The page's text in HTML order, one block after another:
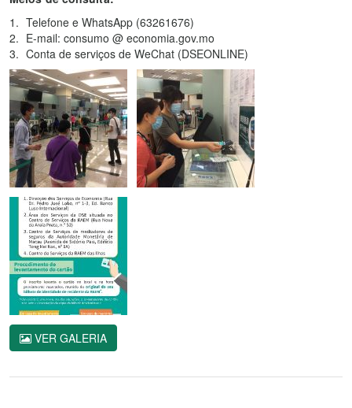
Telefone e WhatsApp (63261676)
E-mail: consumo @ economia.gov.mo
Conta de serviços de WeChat (DSEONLINE)
VER GALERIA